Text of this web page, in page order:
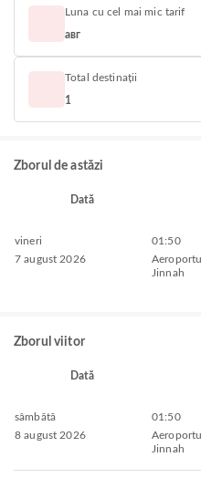
Luna cu cel mai mic tarif
авг
Total destinații
1
Zborul de astăzi
Dată
vineri
7 august 2026
01:50
Jinnah
Zborul viitor
Dată
sâmbătă
8 august 2026
01:50
Jinnah